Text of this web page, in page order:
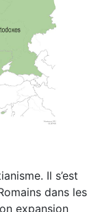
Il s’est
dans les
expansion